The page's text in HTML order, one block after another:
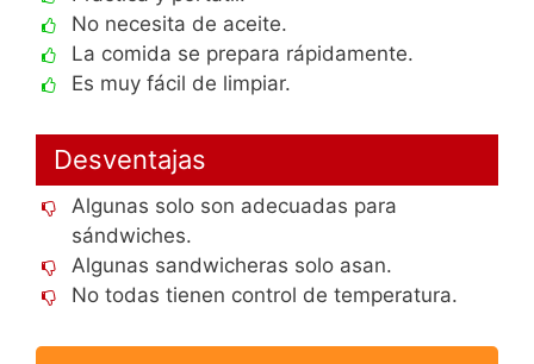
No necesita de aceite.
La comida se prepara rápidamente.
Es muy fácil de limpiar.
Desventajas
Algunas solo son adecuadas para
sándwiches.
Algunas sandwicheras solo asan.
No todas tienen control de temperatura.